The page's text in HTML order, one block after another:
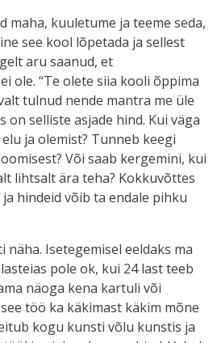
maha, kuuletume ja teeme seda,
see kool lõpetada ja sellest
aru saanud, et
ole. “Te olete siia kooli õppima
tulnud nende mantra me üle
selliste asjade hind. Kui väga
ja olemist? Tunneb keegi
Või saab kergemini, kui
lihtsalt ära teha? Kokkuvõttes
hindeid võib ta endale pihku
Isetegemisel eeldaks ma
pole ok, kui 24 last teeb
näoga kena kartuli või
töö ka käkimast käkim mõne
kogu kunsti võlu kunstis ja